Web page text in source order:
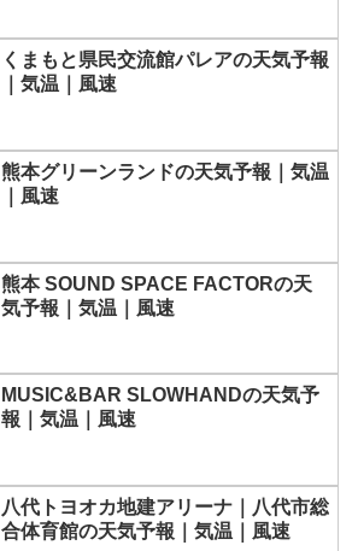
くまもと県民交流館パレアの天気予報
｜気温｜風速
熊本グリーンランドの天気予報｜気温
｜風速
熊本 SOUND SPACE FACTORの天
気予報｜気温｜風速
MUSIC&BAR SLOWHANDの天気予
報｜気温｜風速
八代トヨオカ地建アリーナ｜八代市総
合体育館の天気予報｜気温｜風速